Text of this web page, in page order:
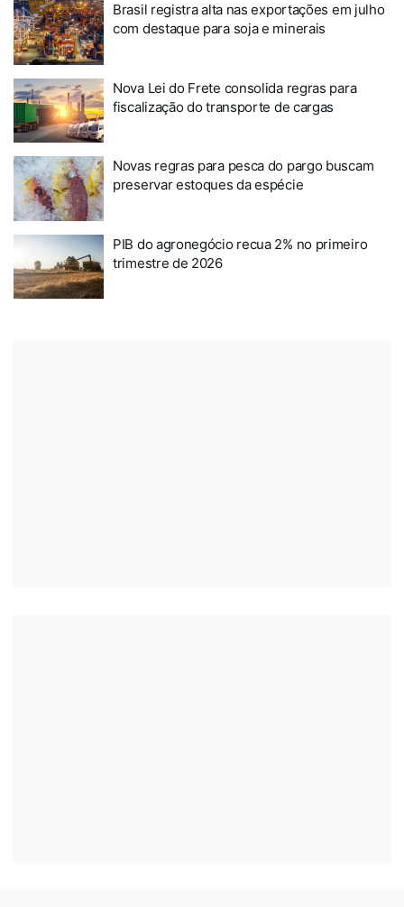
Brasil registra alta nas exportações em julho
com destaque para soja e minerais
Nova Lei do Frete consolida regras para
fiscalização do transporte de cargas
Novas regras para pesca do pargo buscam
preservar estoques da espécie
PIB do agronegócio recua 2% no primeiro
trimestre de 2026